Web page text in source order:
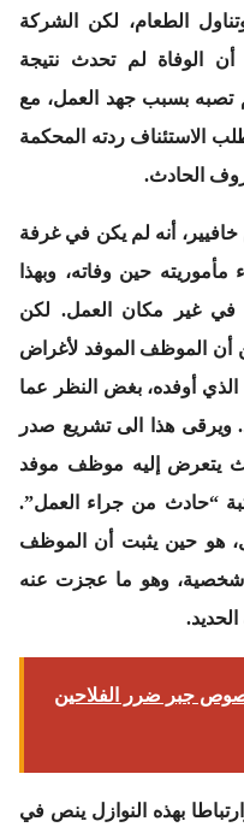
الطعام، لكن الشركة
أن الوفاة لم تحدث نتيجة
تصبه بسبب جهد العمل، مع
الاستئناف ردته المحكمة
الحادث.
أنه لم يكن في غرفة
مأموريته حين وفاته، وبهذا
في غير مكان العمل. لكن
أن الموظف الموفد لأغراض
أوفده، بغض النظر عما
ويرقى هذا الى تشريع صدر
يتعرض إليه موظف موفد
“حادث من جراء العمل”.
هو حين يثبت أن الموظف
شخصية، وهو ما عجزت عنه
جبر ضرر الفلاحين
بهذه النوازل ينص في